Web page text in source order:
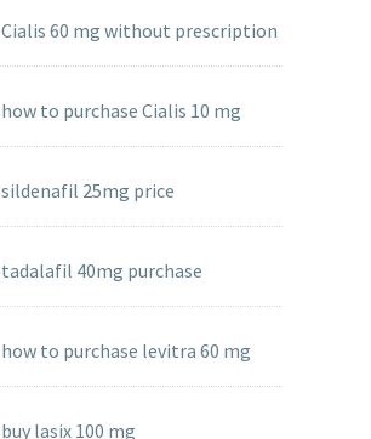
Cialis 60 mg without prescription
how to purchase Cialis 10 mg
sildenafil 25mg price
tadalafil 40mg purchase
how to purchase levitra 60 mg
buy lasix 100 mg